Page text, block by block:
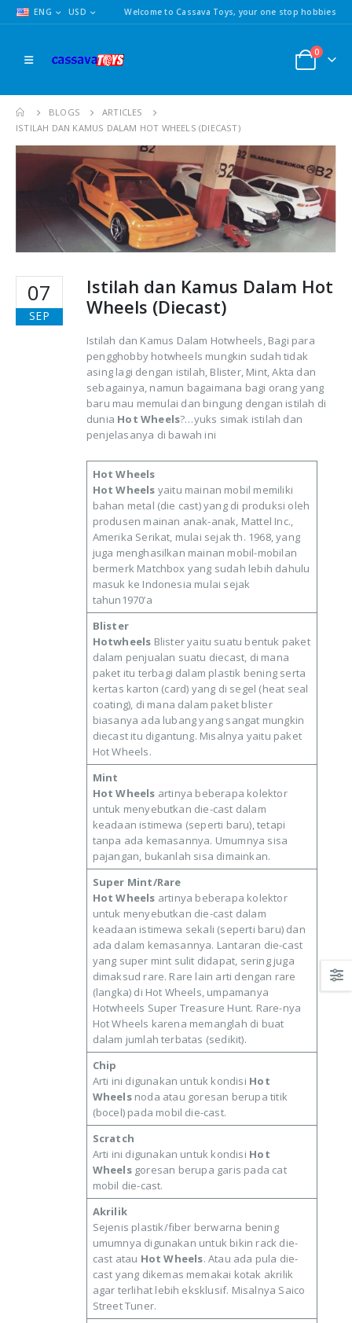
ENG USD Welcome to Cassava Toys, your one stop hobbies
0
BLOGS
ARTICLES
ISTILAH DAN KAMUS DALAM HOT WHEELS (DIECAST)
07
SEP
Istilah dan Kamus Dalam Hot
Wheels (Diecast)
Istilah dan Kamus Dalam Hotwheels, Bagi para
pengghobby hotwheels mungkin sudah tidak
asing lagi dengan istilah, Blister, Mint, Akta dan
sebagainya, namun bagaimana bagi orang yang
baru mau memulai dan bingung dengan istilah di
dunia Hot Wheels?…yuks simak istilah dan
penjelasanya di bawah ini
Hot Wheels
Hot Wheels yaitu mainan mobil memiliki
bahan metal (die cast) yang di produksi oleh
produsen mainan anak-anak, Mattel Inc.,
Amerika Serikat, mulai sejak th. 1968, yang
juga menghasilkan mainan mobil-mobilan
bermerk Matchbox yang sudah lebih dahulu
masuk ke Indonesia mulai sejak
tahun1970’a
Blister
Hotwheels Blister yaitu suatu bentuk paket
dalam penjualan suatu diecast, di mana
paket itu terbagi dalam plastik bening serta
kertas karton (card) yang di segel (heat seal
coating), di mana dalam paket blister
biasanya ada lubang yang sangat mungkin
diecast itu digantung. Misalnya yaitu paket
Hot Wheels.
Mint
Hot Wheels artinya beberapa kolektor
untuk menyebutkan die-cast dalam
keadaan istimewa (seperti baru), tetapi
tanpa ada kemasannya. Umumnya sisa
pajangan, bukanlah sisa dimainkan.
Super Mint/Rare
Hot Wheels artinya beberapa kolektor
untuk menyebutkan die-cast dalam
keadaan istimewa sekali (seperti baru) dan
ada dalam kemasannya. Lantaran die-cast
yang super mint sulit didapat, sering juga
dimaksud rare. Rare lain arti dengan rare
(langka) di Hot Wheels, umpamanya
Hotwheels Super Treasure Hunt. Rare-nya
Hot Wheels karena memanglah di buat
dalam jumlah terbatas (sedikit).
Chip
Arti ini digunakan untuk kondisi Hot
Wheelsnoda atau goresan berupa titik
(bocel) pada mobil die-cast.
Scratch
Arti ini digunakan untuk kondisi Hot
Wheels goresan berupa garis pada cat
mobil die-cast.
Akrilik
Sejenis plastik/fiber berwarna bening
umumnya digunakan untuk bikin rack die-
cast atau Hot Wheels. Atau ada pula die-
cast yang dikemas memakai kotak akrilik
agar terlihat lebih eksklusif. Misalnya Saico
Street Tuner.